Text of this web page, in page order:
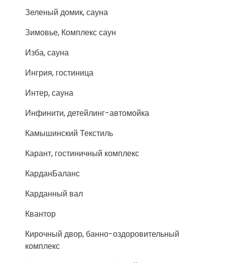
Зеленый домик, сауна
Зимовье, Комплекс саун
Изба, сауна
Ингрия, гостиница
Интер, сауна
Инфинити, детейлинг-автомойка
Камышинский Текстиль
Карант, гостиничный комплекс
КарданБаланс
Карданный вал
Квантор
Кирочный двор, банно-оздоровительный
комплекс